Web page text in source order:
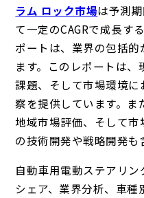
ラム ロック市場は予測
て一定のCAGRで成長す
ポートは、業界の包括
ます。このレポートは、
課題、そして市場環境
察を提供しています。ま
地域市場評価、そして
の技術開発や戦略開発も
自動車用電動ステアリン
シェア、業界分析、車